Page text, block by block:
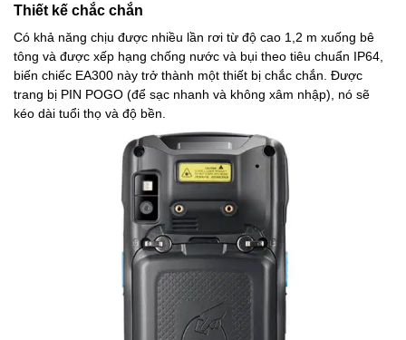
Thiết kế chắc chắn
Có khả năng chịu được nhiều lần rơi từ độ cao 1,2 m xuống bê
tông và được xếp hạng chống nước và bụi theo tiêu chuẩn IP64,
biến chiếc EA300 này trở thành một thiết bị chắc chắn. Được
trang bị PIN POGO (để sạc nhanh và không xâm nhập), nó sẽ
kéo dài tuổi thọ và độ bền.